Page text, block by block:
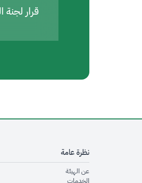
قرار لجنة
نظرة عامة
عن الهيئةopens in new window
الخدماتopens in new window